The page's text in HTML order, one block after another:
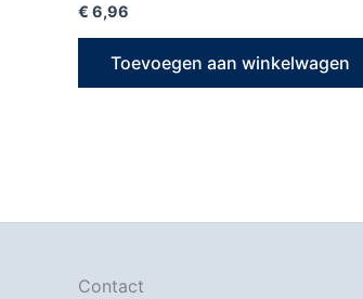
€ 6,96
Toevoegen aan winkelwagen
Contact